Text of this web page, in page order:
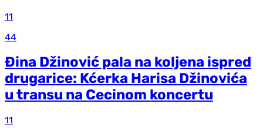
11
44
Đina Džinović pala na koljena ispred
drugarice: Kćerka Harisa Džinovića
u transu na Cecinom koncertu
11